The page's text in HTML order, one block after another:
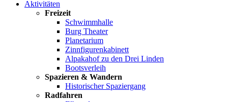
Aktivitäten
Freizeit
Schwimmhalle
Burg Theater
Planetarium
Zinnfigurenkabinett
Alpakahof zu den Drei Linden
Bootsverleih
Spazieren & Wandern
Historischer Spaziergang
Radfahren